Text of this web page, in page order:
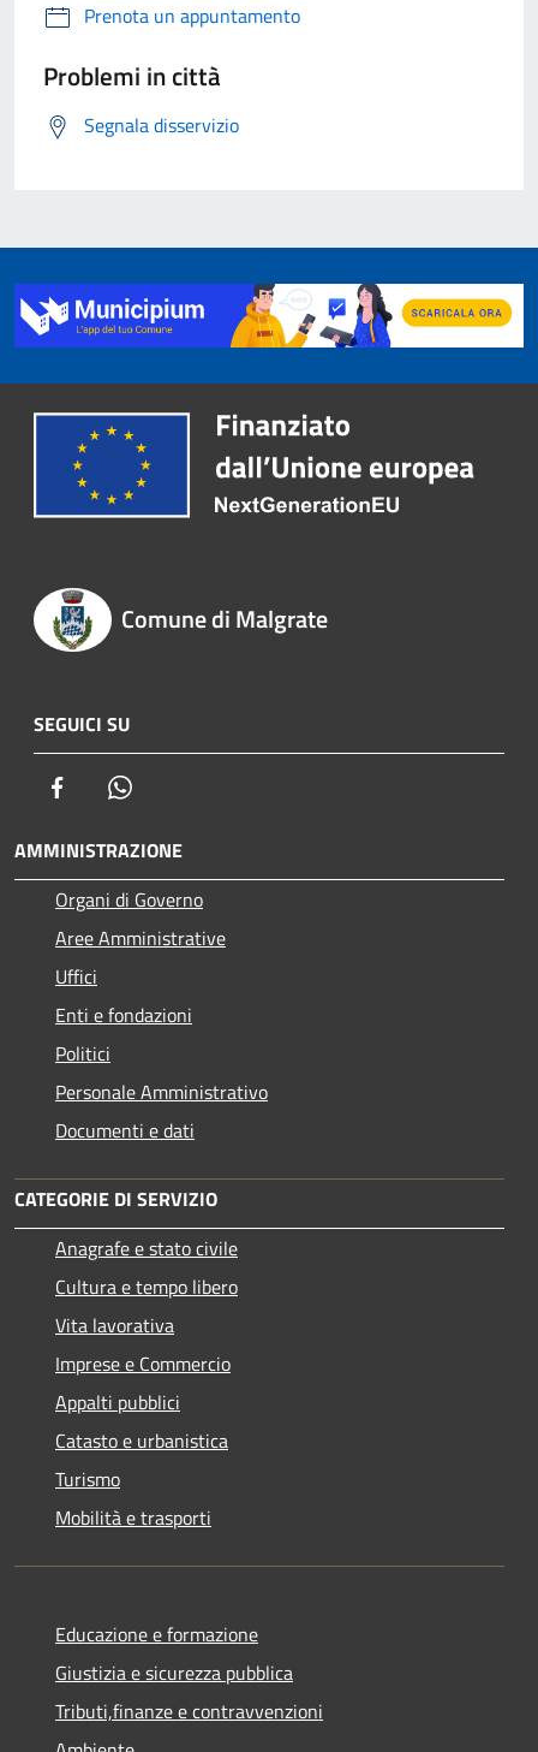
Prenota un appuntamento
Problemi in città
Segnala disservizio
Comune di Malgrate
SEGUICI SU
Facebook
AMMINISTRAZIONE
Organi di Governo
Aree Amministrative
Uffici
Enti e fondazioni
Politici
Personale Amministrativo
Documenti e dati
CATEGORIE DI SERVIZIO
Anagrafe e stato civile
Cultura e tempo libero
Vita lavorativa
Imprese e Commercio
Appalti pubblici
Catasto e urbanistica
Turismo
Mobilità e trasporti
Educazione e formazione
Giustizia e sicurezza pubblica
Tributi,finanze e contravvenzioni